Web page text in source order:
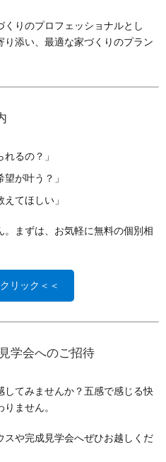
りのプロフェッショナルとし
添い、最適な家づくりのプラン
るの？」
望が叶う？」
えてほしい」
。まずは、お気軽に無料の個別相
リック＜＜
学会へのご招待
てみませんか？五感で感じる快
ません。
スや完成見学会へぜひお越しくだ